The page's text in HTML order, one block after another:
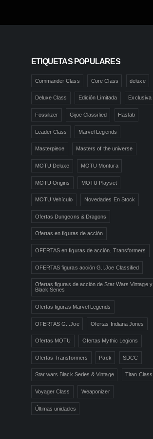
ETIQUETAS POPULARES
Commander Class Core Class deluxe
Deluxe Class Edición Limitada Exclusiva
Fossilizer Gijoe Classified Haslab
Leader Class Marvel Legends
Masterpiece Masters of the universe
MOTU Deluxe MOTU Montura
MOTU Origins MOTU Playset
MOTU Vehículo Novedades En Stock
Ofertas Dungeons & Dragons
Ofertas en figuras de acción
OFERTAS en figuras de acción. Transformers
OFERTAS figuras acción G.I.Joe Classified
Ofertas figuras de acción de Star Wars Vintage y
Black Series
Ofertas figuras Marvel Legends
OFERTAS G.I.Joe Ofertas Indiana Jones
Ofertas MOTU Ofertas Mythic Legions
Ofertas Transformers Pack SDCC
Star wars Black Series & Vintage Titan Class
Voyager Class Weaponizer
Últimas unidades